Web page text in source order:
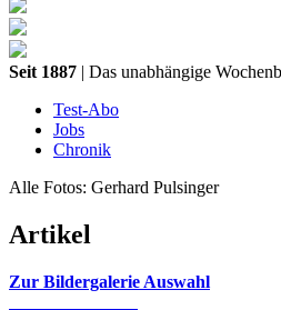
Seit 1887 | Das unabhängige
Test-Abo
Jobs
Chronik
Alle Fotos: Gerhard Pulsinger
Artikel
Zur Bildergalerie Auswahl